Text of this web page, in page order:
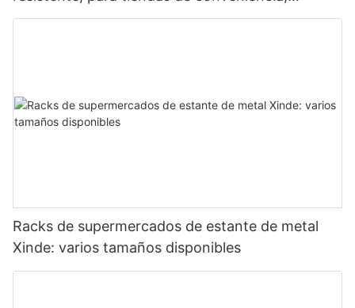
supermercados y supermercados.
Racks de supermercados de estante de metal
Xinde: varios tamaños disponibles